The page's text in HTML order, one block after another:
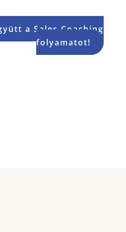
a Sales Coaching
folyamatot!